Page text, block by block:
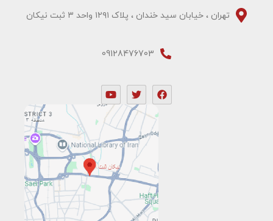
تهران ، خیابان سید خندان ، پلاک ۱۲۹۱ واحد ۳ ثبت نیکان
09128476703